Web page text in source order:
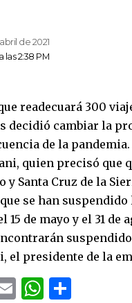
las 2:38 PM
de 2021
readecuará 300
decidió cambiar la
de la
quien precisó que
y Santa Cruz de la
se han suspendido
15 de mayo y el 31 de
el presidente de la
Email